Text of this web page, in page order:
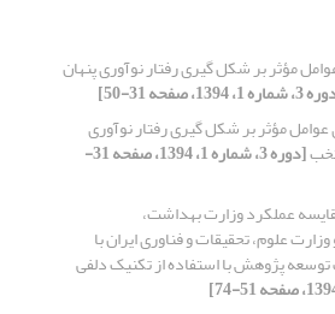
مؤثر بر شکل گیری رفتار نوآوری پنهان
1، 1394، صفحه 31-50]
عوامل مؤثر بر شکل گیری رفتار نوآوری
[دوره 3، شماره 1، 1394، صفحه 31-
عملکرد وزارت بهداشت،
علوم، تحقیقات و فناوری ایران با
پژوهش با استفاده از تکنیک دلفی